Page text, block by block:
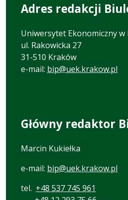
Adres redakcji
Uniwersytet Ekonomiczny w
ul. Rakowicka 27
31-510 Kraków
e-mail: bip@uek.krakow.pl
Główny redaktor
Marcin Kukiełka
e-mail: bip@uek.krakow.pl
tel. +48 537 745 961